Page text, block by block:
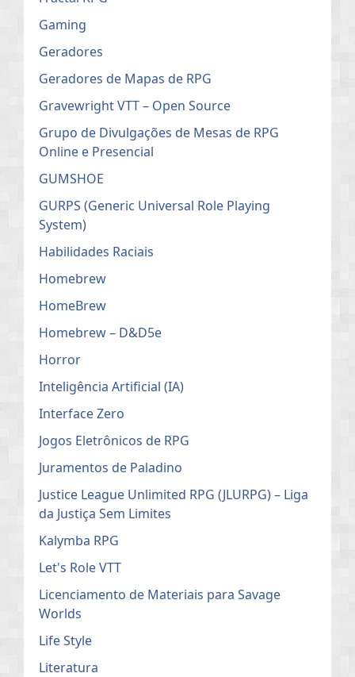
Gaming
Geradores
Geradores de Mapas de RPG
Gravewright VTT – Open Source
Grupo de Divulgações de Mesas de RPG
Online e Presencial
GUMSHOE
GURPS (Generic Universal Role Playing
System)
Habilidades Raciais
Homebrew
HomeBrew
Homebrew – D&D5e
Horror
Inteligência Artificial (IA)
Interface Zero
Jogos Eletrônicos de RPG
Juramentos de Paladino
Justice League Unlimited RPG (JLURPG) – Liga
da Justiça Sem Limites
Kalymba RPG
Let's Role VTT
Licenciamento de Materiais para Savage
Worlds
Life Style
Literatura